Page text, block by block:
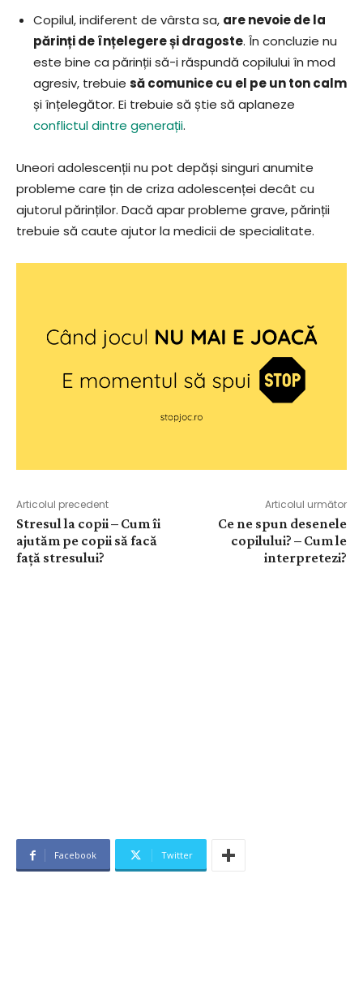
Copilul, indiferent de vârsta sa, are nevoie de la
părinți de înțelegere și dragoste. În concluzie nu
este bine ca părinții să-i răspundă copilului în mod
agresiv, trebuie să comunice cu el pe un ton calm
și înțelegător. Ei trebuie să știe să aplaneze
conflictul dintre generații.
Uneori adolescenții nu pot depăși singuri anumite
probleme care țin de criza adolescenței decât cu
ajutorul părinților. Dacă apar probleme grave, părinții
trebuie să caute ajutor la medicii de specialitate.
Articolul precedent
Stresul la copii – Cum îi
ajutăm pe copii să facă
față stresului?
Articolul următor
Ce ne spun desenele
copilului? – Cum le
interpretezi?
Facebook Twitter